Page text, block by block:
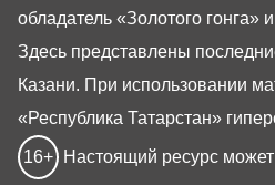
обладатель «Золотого гонга»
Здесь представлены
Казани. При использовании
«Республика Татарстан»
16+ Настоящий ресурс